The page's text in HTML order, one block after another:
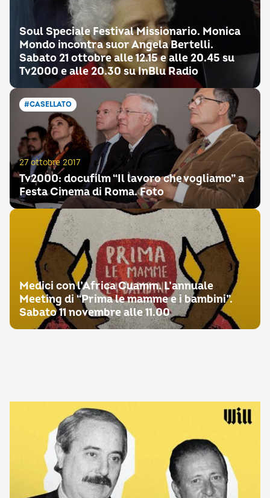
Soul Speciale Festival Missionario. Monica
Mondo incontra suor Angela Bertelli.
Sabato 21 ottobre alle 12.15 e alle 20.45 su
Tv2000 e alle 20.30 su InBlu Radio
#CASELLATO
27 ottobre 2017
Tv2000: docufilm “Il lavoro che vogliamo” a
Festa Cinema di Roma. Foto
Medici con l’Africa Cuamm. L’annuale
Meeting di “Prima le mamme e i bambini”.
Sabato 11 novembre alle 11.00